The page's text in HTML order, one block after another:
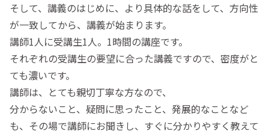
そして、講義のはじめに、より具体的な話をして、方向性
が一致してから、講義が始まります。
講師1人に受講生1人。1時間の講座です。
それぞれの受講生の要望に合った講義ですので、密度がと
ても濃いです。
講師は、とても親切丁寧な方なので、
分からないこと、疑問に思ったこと、発展的なことなど
も、その場で講師にお聞きし、すぐに分かりやすく教えて